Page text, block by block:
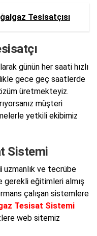
Tesisatçısı
günün her saati hızlı
gece geç saatlerde
üretmekteyiz.
müşteri
yetkili ekibimiz
Sistemi
uzmanlık ve tecrübe
gerekli eğitimleri almış
çalışan sistemlere
Tesisat Sistemi
web sitemiz